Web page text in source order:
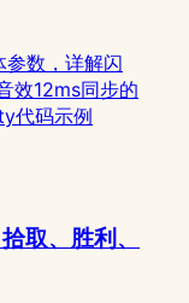
参数，详解闪
效12ms同步的
代码示例
取、胜利、